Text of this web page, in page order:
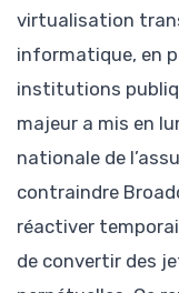
virtualisation
informatique, en
institutions
majeur a mis en
nationale de
contraindre
réactiver
de convertir des